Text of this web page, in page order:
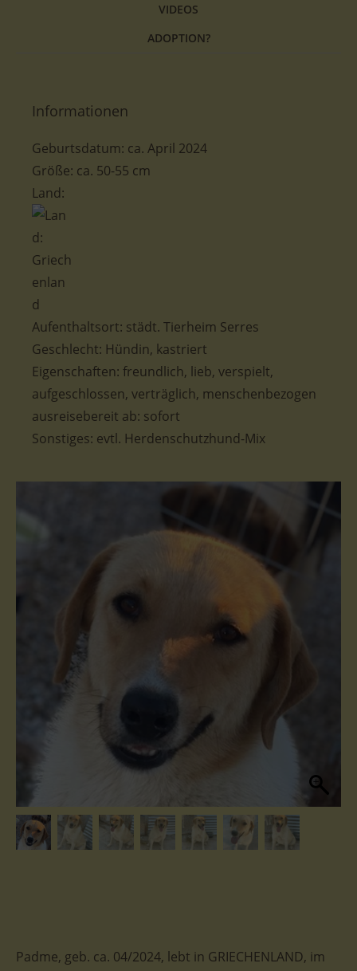
VIDEOS
ADOPTION?
Informationen
Geburtsdatum: ca. April 2024
Größe: ca. 50-55 cm
Land:
Aufenthaltsort: städt. Tierheim Serres
Geschlecht: Hündin, kastriert
Eigenschaften: freundlich, lieb, verspielt,
aufgeschlossen, verträglich, menschenbezogen
ausreisebereit ab: sofort
Sonstiges: evtl. Herdenschutzhund-Mix
Padme, geb. ca. 04/2024, lebt in GRIECHENLAND, im